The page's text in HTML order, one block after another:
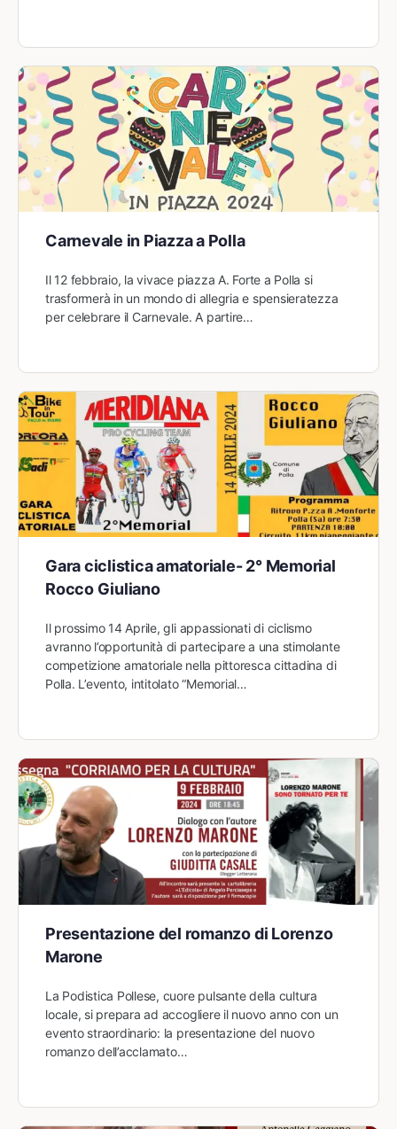
Carnevale in Piazza a Polla
Il 12 febbraio, la vivace piazza A. Forte a Polla si
trasformerà in un mondo di allegria e spensieratezza
per celebrare il Carnevale. A partire…
Gara ciclistica amatoriale- 2° Memorial
Rocco Giuliano
Il prossimo 14 Aprile, gli appassionati di ciclismo
avranno l’opportunità di partecipare a una stimolante
competizione amatoriale nella pittoresca cittadina di
Polla. L’evento, intitolato “Memorial…
Presentazione del romanzo di Lorenzo
Marone
La Podistica Pollese, cuore pulsante della cultura
locale, si prepara ad accogliere il nuovo anno con un
evento straordinario: la presentazione del nuovo
romanzo dell’acclamato…